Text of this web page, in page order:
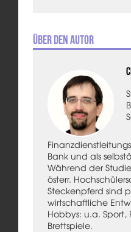
Über den Autor
Bank und als
Während der
österr.
Steckenpferd sind
wirtschaftliche
Hobbys: u.a. Sport,
Brettspiele.